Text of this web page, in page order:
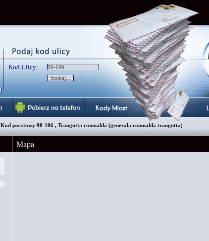
Kod Ulicy:
Kod pocztowy 90-106 , Traugutta romualda (generała romualda traugutta)
Mapa